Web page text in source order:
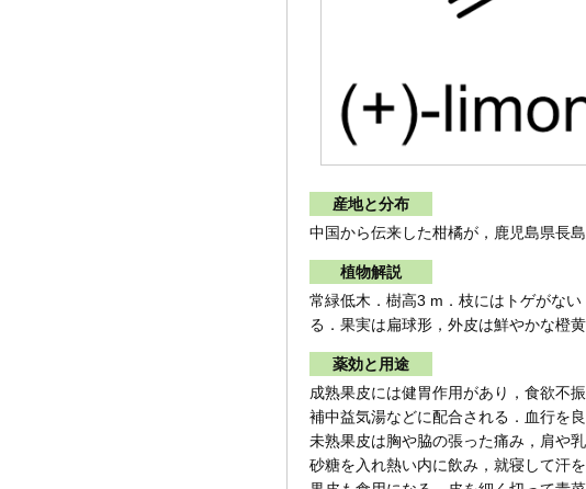
産地と分布
中国から伝来した柑橘が，鹿児島県長
植物解説
常緑低木．樹高3 m．枝にはトゲがな
る．果実は扁球形，外皮は鮮やかな橙
薬効と用途
成熟果皮には健胃作用があり，食欲不
補中益気湯などに配合される．血行を
未熟果皮は胸や脇の張った痛み，肩や
砂糖を入れ熱い内に飲み，就寝して汗